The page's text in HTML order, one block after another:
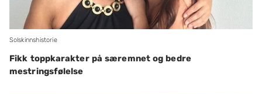
Solskinnshistorie
Fikk toppkarakter på særemnet og bedre
mestringsfølelse